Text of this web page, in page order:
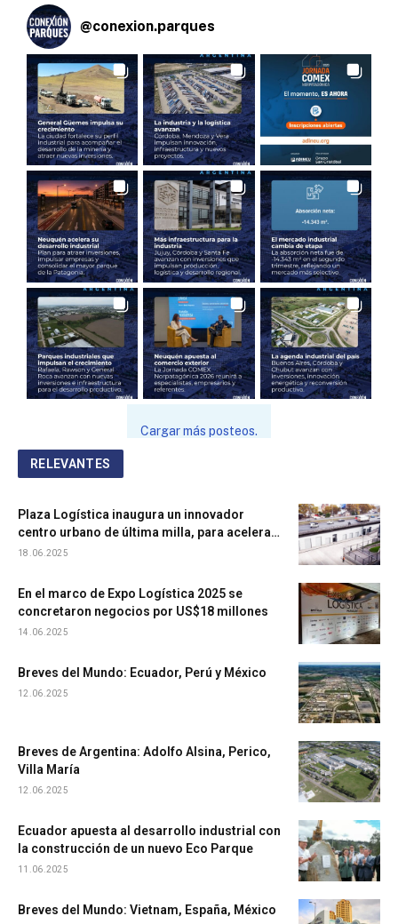
@conexion.parques
Cargar más posteos.
RELEVANTES
Plaza Logística inaugura un innovador
centro urbano de última milla, para acelerar
entregas y acercarse al consumidor
18.06.2025
En el marco de Expo Logística 2025 se
concretaron negocios por US$18 millones
14.06.2025
Breves del Mundo: Ecuador, Perú y México
12.06.2025
Breves de Argentina: Adolfo Alsina, Perico,
Villa María
12.06.2025
Ecuador apuesta al desarrollo industrial con
la construcción de un nuevo Eco Parque
11.06.2025
Breves del Mundo: Vietnam, España, México